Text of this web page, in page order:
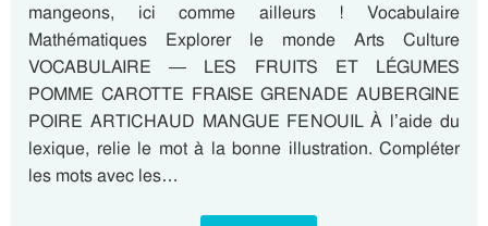
mangeons, ici comme ailleurs ! Vocabulaire
Mathématiques Explorer le monde Arts Culture
VOCABULAIRE — LES FRUITS ET LÉGUMES
POMME CAROTTE FRAISE GRENADE AUBERGINE
POIRE ARTICHAUD MANGUE FENOUIL À l’aide du
lexique, relie le mot à la bonne illustration. Compléter
les mots avec les…